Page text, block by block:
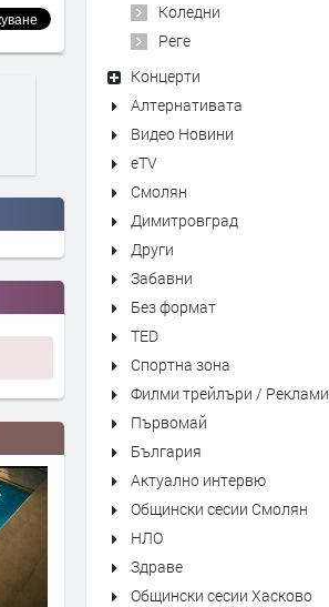
Коледни
Реге
Концерти
Алтернативата
Видео Новини
eTV
Смолян
Димитровград
Други
Забавни
Без формат
TED
Спортна зона
Филми трейлъри / Реклами
Първомай
България
Актуално интервю
Общински сесии Смолян
НЛО
Здраве
Общински сесии Хасково